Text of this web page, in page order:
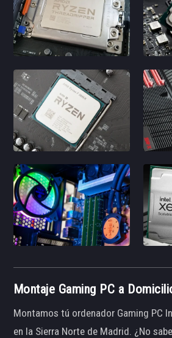
Montaje Gaming PC a
Montamos tú ordenador Gaming PC
en la Sierra Norte de Madrid. ¿No